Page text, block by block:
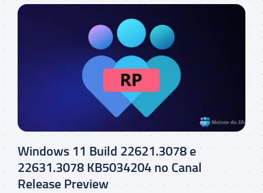
Windows 11 Build 22621.3078 e
22631.3078 KB5034204 no Canal
Release Preview